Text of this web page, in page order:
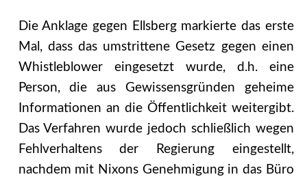
Die Anklage gegen Ellsberg markierte das erste
Mal, dass das umstrittene Gesetz gegen einen
Whistleblower eingesetzt wurde, d.h. eine
Person, die aus Gewissensgründen geheime
Informationen an die Öffentlichkeit weitergibt.
Das Verfahren wurde jedoch schließlich wegen
Fehlverhaltens der Regierung eingestellt,
nachdem mit Nixons Genehmigung in das Büro